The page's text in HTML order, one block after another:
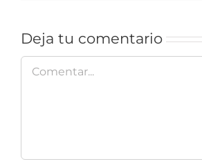
Deja tu comentario
Comentar